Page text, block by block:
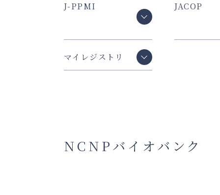
J-PPMI JACOP
マイレジストリ
NCNPバイオバンク